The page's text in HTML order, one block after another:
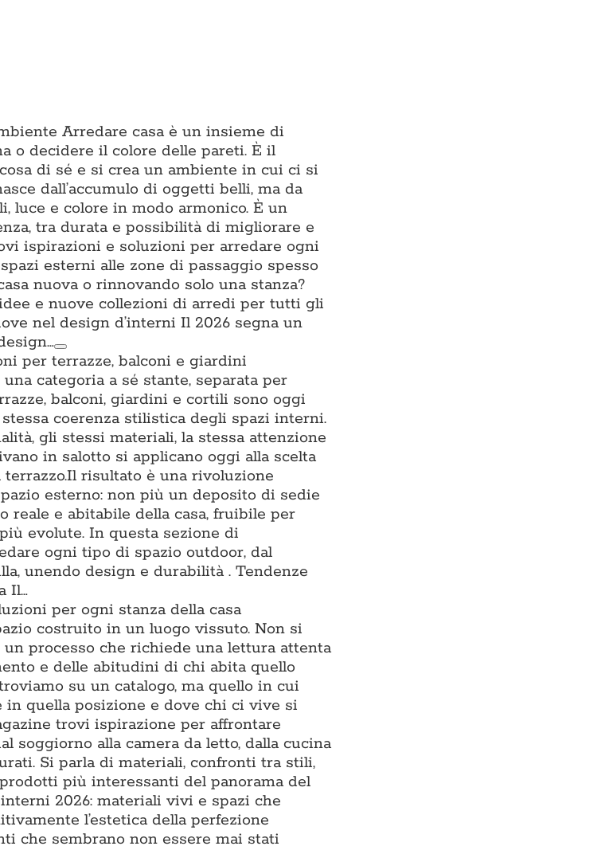
Arredare casa è un insieme di
o decidere il colore delle pareti. È il
di sé e si crea un ambiente in cui ci si
dall’accumulo di oggetti belli, ma da
luce e colore in modo armonico. È un
tra durata e possibilità di migliorare e
ispirazioni e soluzioni per arredare ogni
esterni alle zone di passaggio spesso
nuova o rinnovando solo una stanza?
e nuove collezioni di arredi per tutti gli
nel design d’interni Il 2026 segna un
per terrazze, balconi e giardini
categoria a sé stante, separata per
balconi, giardini e cortili sono oggi
coerenza stilistica degli spazi interni.
gli stessi materiali, la stessa attenzione
in salotto si applicano oggi alla scelta
risultato è una rivoluzione
esterno: non più un deposito di sedie
e abitabile della casa, fruibile per
evolute. In questa sezione di
ogni tipo di spazio outdoor, dal
unendo design e durabilità . Tendenze
Il…
per ogni stanza della casa
costruito in un luogo vissuto. Non si
processo che richiede una lettura attenta
e delle abitudini di chi abita quello
su un catalogo, ma quello in cui
in quella posizione e dove chi ci vive si
trovi ispirazione per affrontare
soggiorno alla camera da letto, dalla cucina
Si parla di materiali, confronti tra stili,
più interessanti del panorama del
2026: materiali vivi e spazi che
l’estetica della perfezione
che sembrano non essere mai stati